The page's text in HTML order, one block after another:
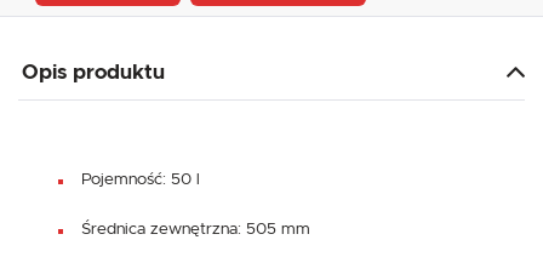
Opis produktu
Pojemność: 50 l
Średnica zewnętrzna: 505 mm